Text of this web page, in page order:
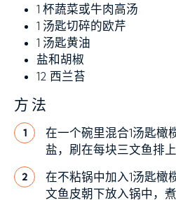
1 杯蔬菜或牛肉高汤
1 汤匙切碎的欧芹
1 汤匙黄油
盐和胡椒
12 西兰苔
方法
1
在一个碗里混合1汤匙橄
盐，刷在每块三文鱼排
2
在不粘锅中加入1汤匙橄
文鱼皮朝下放入锅中，